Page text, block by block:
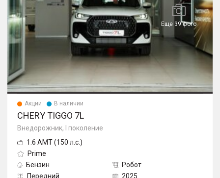
Еще 39 фото
Акции В наличии
CHERY TIGGO 7L
Внедорожник, I поколение
1.6 AMT (150 л.с.)
Prime
Бензин
Робот
Передний
2025